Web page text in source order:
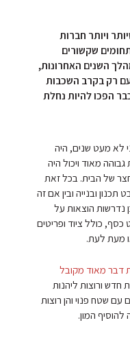
ויותר חברות
שקשורים
השנים האחרונות,
רק בקרב השכבות
הפכו להיות נחלת
לא מעט שנים, היה
מאוד ויכול היה
של הבית. בכל זאת
ובנייה ובין אם זה
נדרשות הוצאות על
כסף, כולל ציוד ופריטים
מעת לעת.
דבר מאוד מקובל
ורוצות ליהנות
שטח פנוי והן רוצות
המון.